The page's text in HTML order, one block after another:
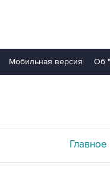
Мобильная версия Об
Главное